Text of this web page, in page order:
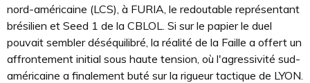
nord-américaine (LCS), à FURIA, le redoutable représentant
brésilien et Seed 1 de la CBLOL. Si sur le papier le duel
pouvait sembler déséquilibré, la réalité de la Faille a offert un
affrontement initial sous haute tension, où l'agressivité sud-
américaine a finalement buté sur la rigueur tactique de LYON.